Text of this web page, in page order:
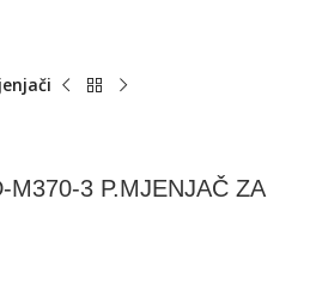
M370-3 P.MJENJAČ ZA